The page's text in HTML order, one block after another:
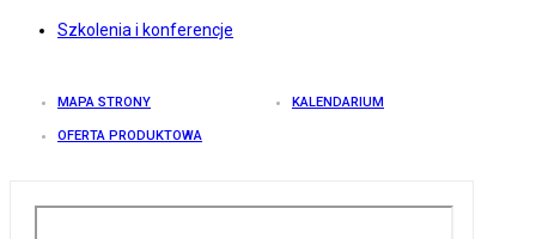
Szkolenia i konferencje
MAPA STRONY KALENDARIUM
OFERTA PRODUKTOWA